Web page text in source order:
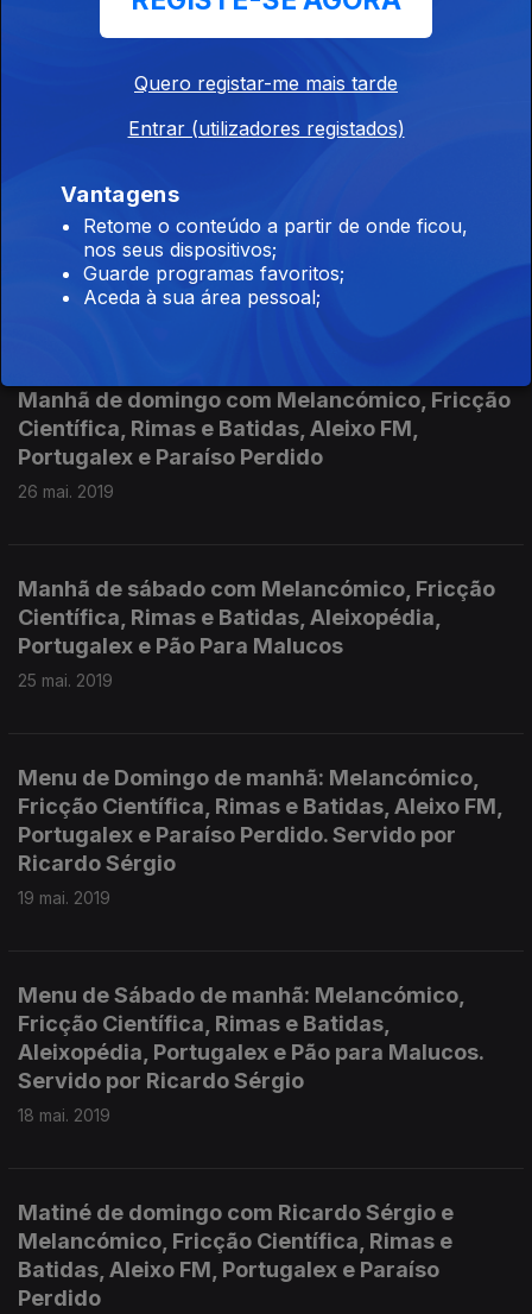
Portugalex e Paraíso Perdido
Sábado de manhã com Melancómico, Fricção
Científica, Rimas e Batidas, Aleixopédia,
Portugalex e Pão Para Malucos
01 jun. 2019
Manhã de domingo com Melancómico, Fricção
Científica, Rimas e Batidas, Aleixo FM,
Portugalex e Paraíso Perdido
26 mai. 2019
Manhã de sábado com Melancómico, Fricção
Científica, Rimas e Batidas, Aleixopédia,
Portugalex e Pão Para Malucos
25 mai. 2019
Menu de Domingo de manhã: Melancómico,
Fricção Científica, Rimas e Batidas, Aleixo FM,
Portugalex e Paraíso Perdido. Servido por
Ricardo Sérgio
19 mai. 2019
Menu de Sábado de manhã: Melancómico,
Fricção Científica, Rimas e Batidas,
Aleixopédia, Portugalex e Pão para Malucos.
Servido por Ricardo Sérgio
18 mai. 2019
Matiné de domingo com Ricardo Sérgio e
Melancómico, Fricção Científica, Rimas e
Batidas, Aleixo FM, Portugalex e Paraíso
Perdido
Quero registar-me mais tarde
Entrar (utilizadores registados)
Vantagens
Retome o conteúdo a partir de onde ficou,
nos seus dispositivos;
Guarde programas favoritos;
Aceda à sua área pessoal;